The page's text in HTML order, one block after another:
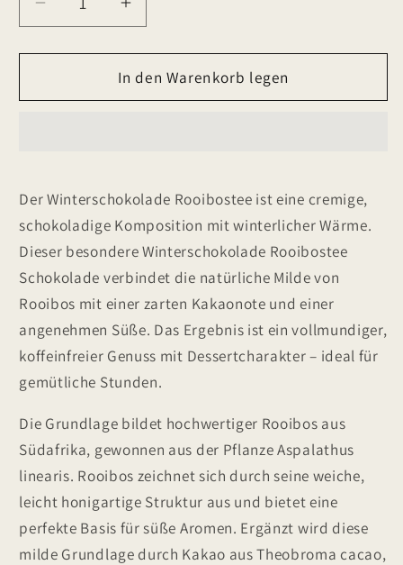
Verringere
die
Menge
Winterschokolade
Erhöhe
die
Menge
für
Winterschokolade
In den Warenkorb legen
Der Winterschokolade Rooibostee ist eine cremige,
schokoladige Komposition mit winterlicher Wärme.
Dieser besondere Winterschokolade Rooibostee
Schokolade verbindet die natürliche Milde von
Rooibos mit einer zarten Kakaonote und einer
angenehmen Süße. Das Ergebnis ist ein vollmundiger,
koffeinfreier Genuss mit Dessertcharakter – ideal für
gemütliche Stunden.
Die Grundlage bildet hochwertiger Rooibos aus
Südafrika, gewonnen aus der Pflanze Aspalathus
linearis. Rooibos zeichnet sich durch seine weiche,
leicht honigartige Struktur aus und bietet eine
perfekte Basis für süße Aromen. Ergänzt wird diese
milde Grundlage durch Kakao aus Theobroma cacao,